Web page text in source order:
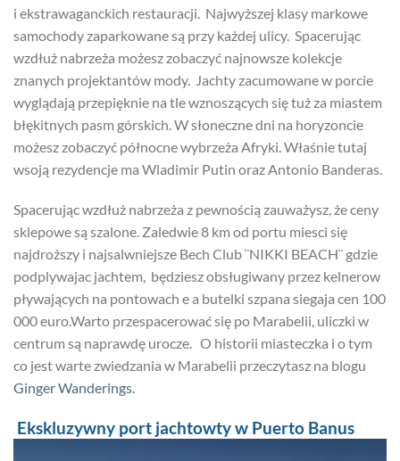
i ekstrawaganckich restauracji. Najwyższej klasy markowe
samochody zaparkowane są przy każdej ulicy. Spacerując
wzdłuż nabrzeża możesz zobaczyć najnowsze kolekcje
znanych projektantów mody. Jachty zacumowane w porcie
wyglądają przepięknie na tle wznoszących się tuż za miastem
błękitnych pasm górskich. W słoneczne dni na horyzoncie
możesz zobaczyć północne wybrzeża Afryki. Właśnie tutaj
wsoją rezydencje ma Wladimir Putin oraz Antonio Banderas.
Spacerując wzdłuż nabrzeża z pewnością zauważysz, że ceny
sklepowe są szalone. Zaledwie 8 km od portu miesci się
najdroższy i najsalwniejsze Bech Club ¨NIKKI BEACH¨ gdzie
podplywajac jachtem, będziesz obsługiwany przez kelnerow
pływających na pontowach e a butelki szpana siegaja cen 100
000 euro.Warto przespacerować się po Marabelii, uliczki w
centrum są naprawdę urocze. O historii miasteczka i o tym
co jest warte zwiedzania w Marabelii przeczytasz na blogu
Ginger Wanderings.
Ekskluzywny port jachtowty w Puerto Banus